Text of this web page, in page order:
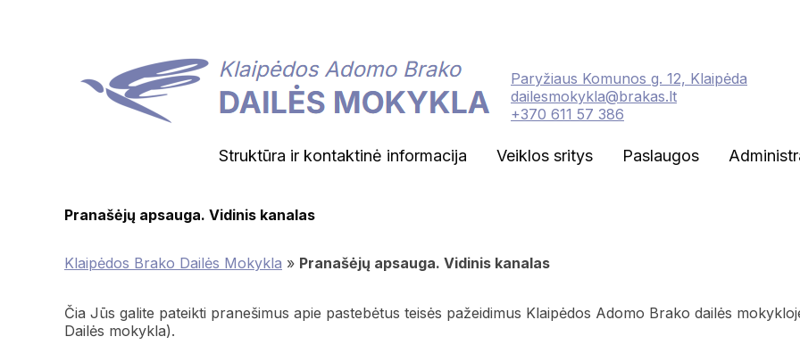
Paryžiaus Komunos g. 12, Klaipėda
dailesmokykla@brakas.lt
+370 611 57 386
Struktūra ir kontaktinė informacija Veiklos sritys Paslaugos
Pranašėjų apsauga. Vidinis kanalas
Klaipėdos Brako Dailės Mokykla » Pranašėjų apsauga. Vidinis kanalas
Čia Jūs galite pateikti pranešimus apie pastebėtus teisės pažeidimus Klaipėdos Adomo Brako dailės
Dailės mokykla).